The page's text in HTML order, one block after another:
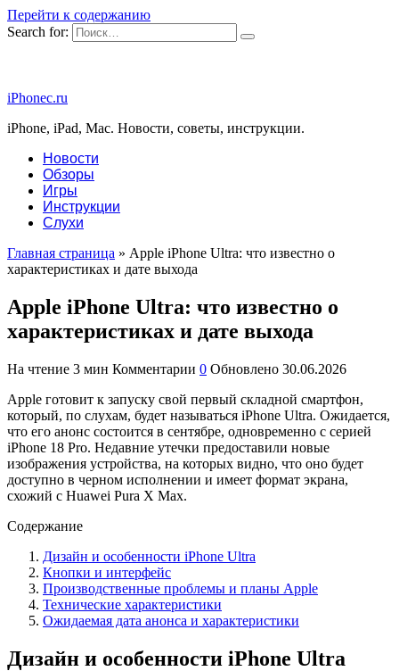
Перейти к содержанию
Search for:
iPhonec.ru
iPhone, iPad, Mac. Новости, советы, инструкции.
Новости
Обзоры
Игры
Инструкции
Слухи
Главная страница » Apple iPhone Ultra: что известно о
характеристиках и дате выхода
Apple iPhone Ultra: что известно о
характеристиках и дате выхода
На чтение 3 мин Комментарии 0 Обновлено 30.06.2026
Apple готовит к запуску свой первый складной смартфон,
который, по слухам, будет называться iPhone Ultra. Ожидается,
что его анонс состоится в сентябре, одновременно с серией
iPhone 18 Pro. Недавние утечки предоставили новые
изображения устройства, на которых видно, что оно будет
доступно в черном исполнении и имеет формат экрана,
схожий с Huawei Pura X Max.
Содержание
Дизайн и особенности iPhone Ultra
Кнопки и интерфейс
Производственные проблемы и планы Apple
Технические характеристики
Ожидаемая дата анонса и характеристики
Дизайн и особенности iPhone Ultra